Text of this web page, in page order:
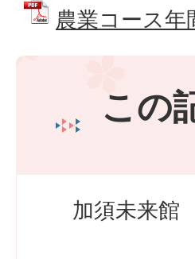
農業コース
この
加須未来館